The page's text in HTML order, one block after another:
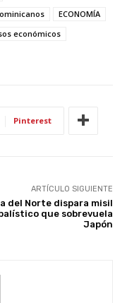
ECONOMÍA
económicos
Pinterest
ARTÍCULO SIGUIENTE
del Norte dispara misil
que sobrevuela
Japón